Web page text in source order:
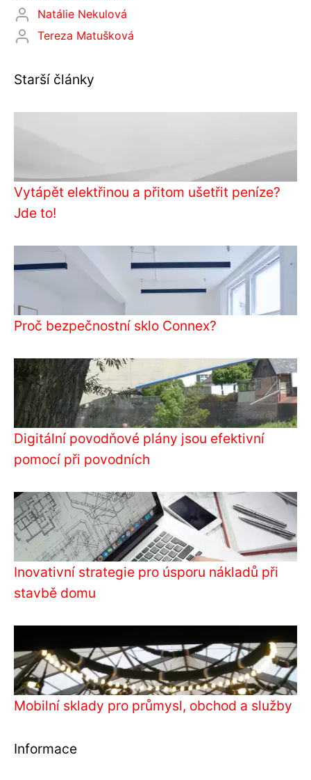
Natálie Nekulová
Tereza Matušková
Starší články
Vytápět elektřinou a přitom ušetřit peníze?
Jde to!
Proč bezpečnostní sklo Connex?
Digitální povodňové plány jsou efektivní
pomocí při povodních
Inovativní strategie pro úsporu nákladů při
stavbě domu
Mobilní sklady pro průmysl, obchod a služby
Informace